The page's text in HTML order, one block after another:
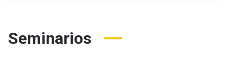
Seminarios